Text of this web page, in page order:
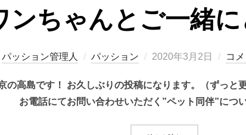
ンちゃんとご一緒に
パッション管理人 パッション
投
日:
2020年3月2日 コ
の高島です！ お久しぶりの投稿になります。（ずっ
お電話にてお問い合わせいただく”ペット同伴”につ